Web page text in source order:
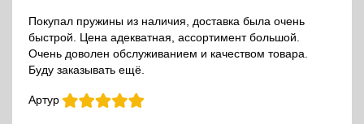
Покупал пружины из наличия, доставка была очень
быстрой. Цена адекватная, ассортимент большой.
Очень доволен обслуживанием и качеством товара.
Буду заказывать ещё.
Артур